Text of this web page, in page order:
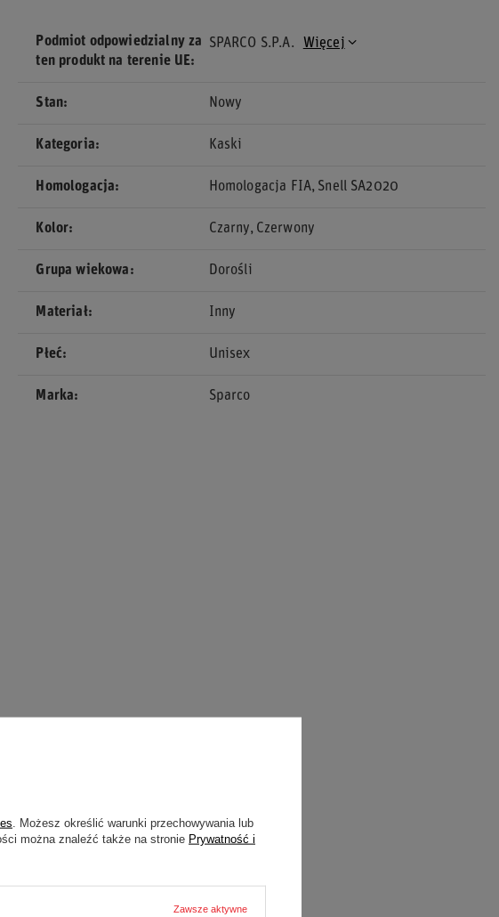
Podmiot odpowiedzialny za
ten produkt na terenie UE
SPARCO S.P.A. Więcej
Stan Nowy
Kategoria Kaski
Homologacja Homologacja FIA Snell SA2020
Kolor Czarny Czerwony
Grupa wiekowa Dorośli
Materiał Inny
Płeć Unisex
Marka Sparco
. Możesz określić warunki przechowywania lub
można znaleźć także na stronie Prywatność i
Zawsze aktywne